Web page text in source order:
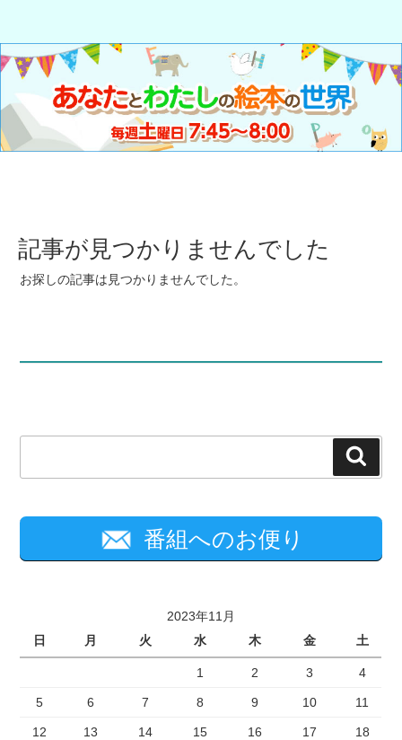
記事が見つかりませんでした
お探しの記事は見つかりませんでした。
索
番組へのお便り
2023年11月
日
月 火 水 木 金 土
1 2 3 4
5 6 7 8 9 10 11
12 13 14 15 16 17 18